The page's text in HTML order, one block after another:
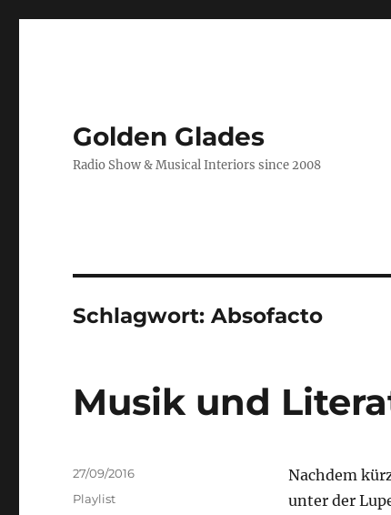
Golden Glades
Radio Show & Musical Interiors since 2008
Schlagwort:Absofacto
Musik und
Nachdem
unter der
Veröffentlicht
am
27/09/2016
Kategorien
Playlist